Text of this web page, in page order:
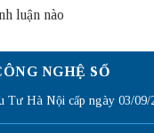
luận nào
NGHỆ SỐ
Tư Hà Nội cấp ngày 03/09/